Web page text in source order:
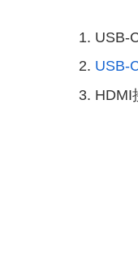
USB-
USB-
HDMI